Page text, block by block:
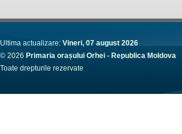
Ultima actualizare: Vineri, 07 august 2026
© 2026 Primaria orașului Orhei - Republica Moldova
Toate drepturile rezervate